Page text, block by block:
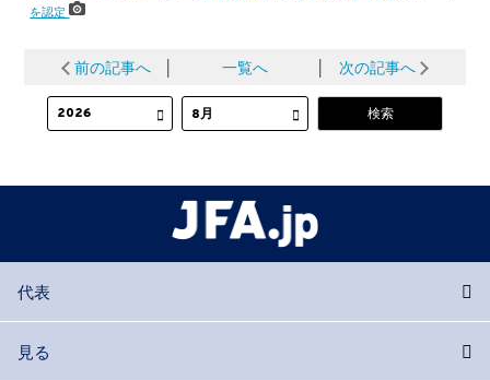
を認定
前の記事へ 一覧へ 次の記事へ
代表
見る